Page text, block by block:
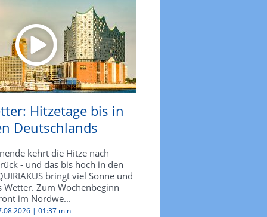
Hitzetage bis in
Deutschlands
kehrt die Hitze nach
- und das bis hoch in den
bringt viel Sonne und
Wetter. Zum Wochenbeginn
im Nordwe...
| 01:37 min